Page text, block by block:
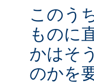
このう
ものに
かはそ
のかを